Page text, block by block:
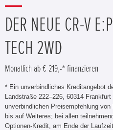
DER NEUE CR-V
TECH 2WD
Monatlich ab € 219,-* finanzieren
* Ein unverbindliches Kreditangebot
Landstraße 222–226, 60314
unverbindlichen Preisempfehlung
bis auf Weiteres; bei allen
Optionen-Kredit, am Ende der